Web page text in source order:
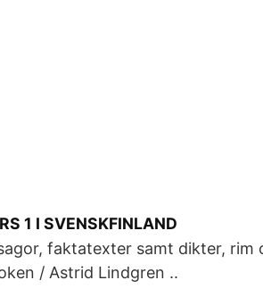
1 I SVENSKFINLAND
faktatexter samt dikter, rim
/ Astrid Lindgren ..